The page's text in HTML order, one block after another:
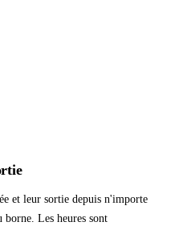
et leur sortie depuis n'importe
Les heures sont